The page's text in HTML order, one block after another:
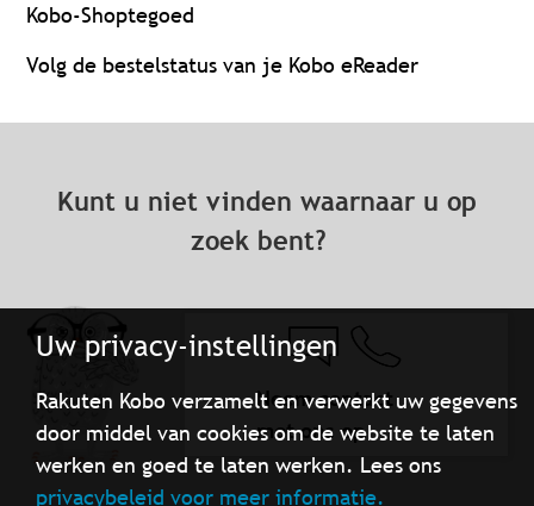
Uw privacy-instellingen
Rakuten Kobo verzamelt en verwerkt uw gegevens
door middel van cookies om de website te laten
werken en goed te laten werken. Lees ons
privacybeleid voor meer informatie.
Kobo-Shoptegoed
Volg de bestelstatus van je Kobo eReader
Kunt u niet vinden waarnaar u op
zoek bent?
Neem contact
met ons op